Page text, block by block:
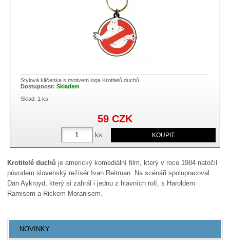
Stylová klíčenka s motivem loga Krotitelů duchů.
Dostupnost:Skladem
Sklad: 1 ks
ks
59 CZK
Krotitelé duchů je americký komediální film, který v roce 1984 natočil
původem slovenský režisér Ivan Reitman. Na scénáři spolupracoval
Dan Aykroyd, který si zahrál i jednu z hlavních rolí, s Haroldem
Ramisem a Rickem Moranisem.
NOVINKY